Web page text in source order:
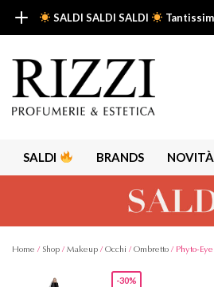
SALDI SALDI SALDI
SALDI SALDI SALDI
Fino al -50% su tantissimi prodotti
Scopri tutti i prodotti in super saldo!
SALDI BRANDS NOVITÀ
Home / Shop / Makeup / Occhi / Ombretto / Phyto-
-30%